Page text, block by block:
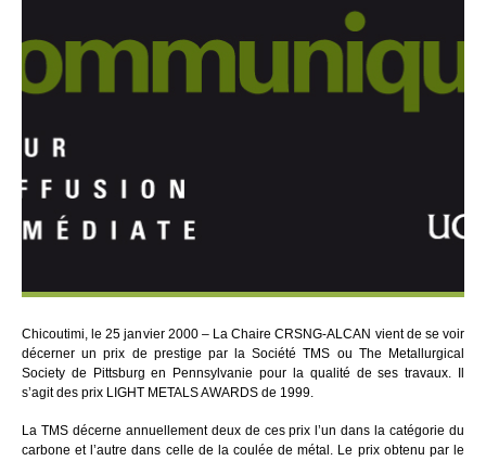
Chicoutimi, le 25 janvier 2000 – La Chaire CRSNG-ALCAN vient de se voir
décerner un prix de prestige par la Société TMS ou The Metallurgical
Society de Pittsburg en Pennsylvanie pour la qualité de ses travaux. Il
s’agit des prix LIGHT METALS AWARDS de 1999.
La TMS décerne annuellement deux de ces prix l’un dans la catégorie du
carbone et l’autre dans celle de la coulée de métal. Le prix obtenu par le